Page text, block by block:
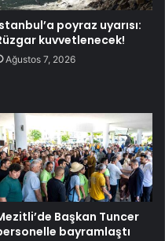
poyraz uyarısı:
kuvvetlenecek!
Ağustos 7, 2026
Başkan Tuncer
bayramlaştı